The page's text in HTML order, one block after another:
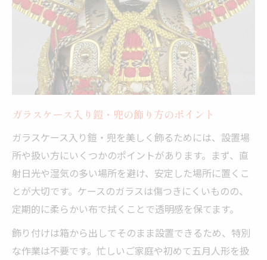
ガラスケース入り鎧・兜の飾り方のポイント
ガラスケース入り鎧・兜を美しく飾るためには、設置場
所や扱い方にいくつかのポイントがあります。まず、直
射日光や湿気の多い場所を避け、安定した場所に置くこ
とが大切です。ケースのガラスは傷つきにくいものの、
定期的に柔らかい布で拭くことで透明感を保てます。
飾り付けは箱から出してそのまま設置できるため、特別
な作業は不要です。忙しいご家庭や初めて五月人形を扱